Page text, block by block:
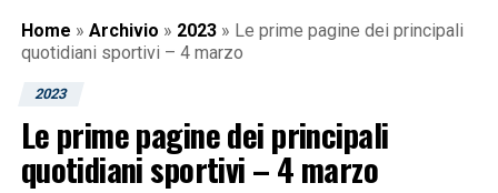
Home » Archivio » 2023 » Le prime pagine dei principali
quotidiani sportivi – 4 marzo
2023
Le prime pagine dei principali
quotidiani sportivi – 4 marzo